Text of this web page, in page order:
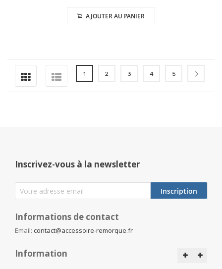
AJOUTER AU PANIER
Page
1 2 3 4 5
Inscrivez-vous à la newsletter
Inscription
Informations de contact
Email: contact@accessoire-remorque.fr
Information